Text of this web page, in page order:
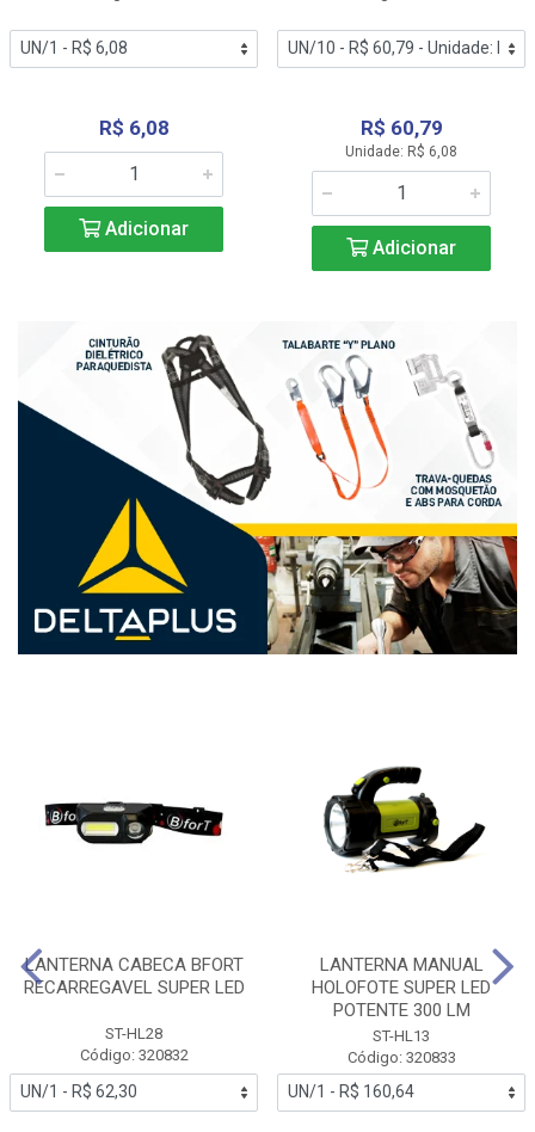
R$ 6,08
Adicionar
R$ 60,79
Unidade: R$ 6,08
Adicionar
LANTERNA CABECA BFORT
RECARREGAVEL SUPER LED
ST-HL28
Código: 320832
LANTERNA MANUAL
HOLOFOTE SUPER LED
POTENTE 300 LM
ST-HL13
Código: 320833